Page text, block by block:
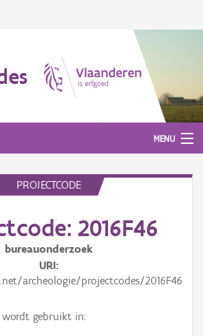
MENU
PROJECTCODE
2016F46
bureauonderzoek
URI
archeologie/projectcodes/2016F46
wordt gebruikt in: